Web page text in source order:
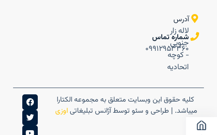
آدرس
لاله زار
جنوبی
- کوچه
اتحادیه
شماره تماس
۰۹۹۱۲۹۵۳۳۶۰
کلیه حقوق این وبسایت متعلق به مجموعه الکتارا
میباشد. | طراحی و سئو توسط آژانس تبلیغاتیاوزی